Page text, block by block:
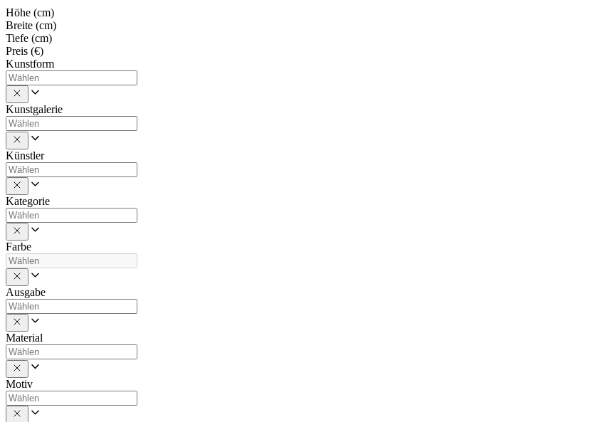
Höhe (cm)
Breite (cm)
Tiefe (cm)
Preis (€)
Kunstform
Kunstgalerie
Künstler
Kategorie
Farbe
Ausgabe
Material
Motiv